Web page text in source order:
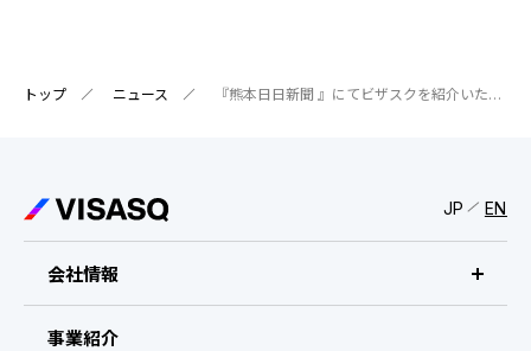
ディスクロージャーポリシー
トップ ニュース 『熊本日日新聞 』にてビザスクを紹介いただきました
JP EN
会社情報
ビザスクについて
事業紹介